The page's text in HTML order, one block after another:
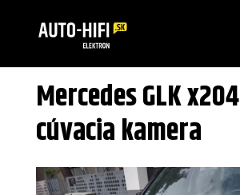
Mercedes GLK x204
cúvacia kamera